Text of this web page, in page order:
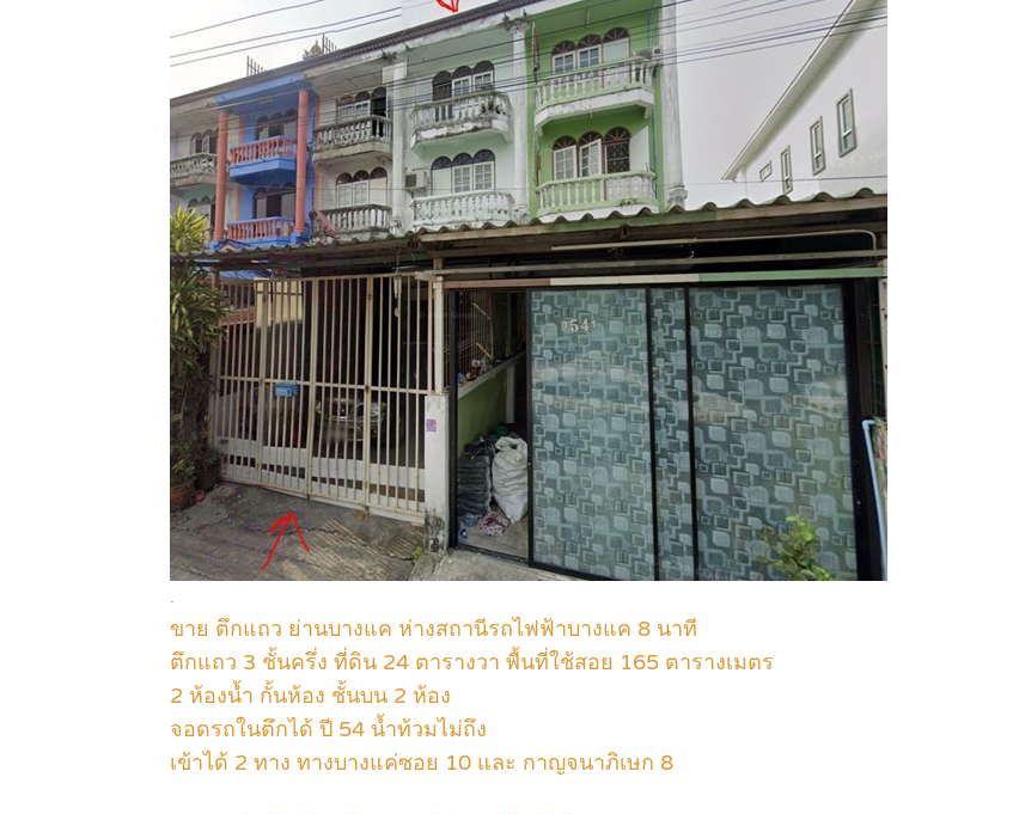
.
ขาย ตึกแถว ย่านบางแค ห่างสถานีรถไฟฟ้าบางแค 8 นาที
ตึกแถว 3 ชั้นครึ่ง ที่ดิน 24 ตารางวา พื้นที่ใช้สอย 165 ตารางเมตร
2 ห้องน้ำ กั้นห้อง ชั้นบน 2 ห้อง
จอดรถในตึกได้ ปี 54 น้ำท้วมไม่ถึง
เข้าได้ 2 ทาง ทางบางแค่ซอย 10 และ กาญจนาภิเษก 8